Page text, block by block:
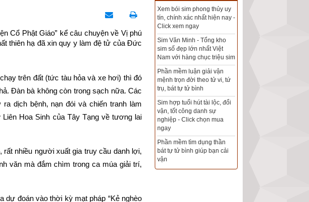
Cổ Phật Giáo” kể câu chuyện về Vị phú
thiên hạ đã xin quy y làm đệ tử của Đức
trên đất (tức tàu hỏa và xe hơi) thì đó
Đàn bà không còn trong sạch nữa. Các
dịch bệnh, nạn đói và chiến tranh làm
Hoa Sinh của Tây Tạng về tương lai
nhiều người xuất gia truy cầu danh lợi,
văn mà đắm chìm trong ca múa giải trí,
dự đoán vào thời kỳ mạt pháp “Kẻ nghèo
Tổng kho sim phong thủy -
Sim hợp tuổi - Sim hợp
Xem bói sim phong thủy
theo khoa học tử vi, tứ trụ
chính xác nhất
Mua sim Thần tài, Thần tài
theo bạn! Giao sim miễn phí
Xem ngày đẹp - chọn ngày
tốt khởi sự theo kinh dịch
chính xác nhất
Tổng Kho Sim Năm sinh 0x -
9x - 8x -7x -6x giá rẻ nhất thị
trường - Click xem ngay